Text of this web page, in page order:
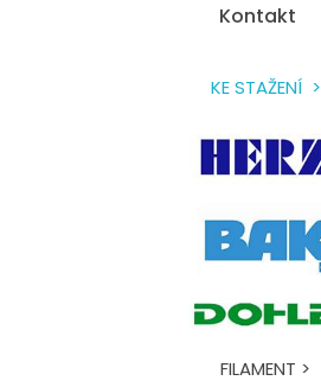
Kontakt
KE STAŽENÍ >
FILAMENT >